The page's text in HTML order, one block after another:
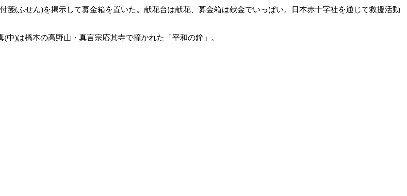
箋(ふせん)を掲示して募金箱を置いた。献花台は献花、募金箱は献金でいっぱい。日本赤十字社を通じて救援活動
)は橋本の高野山・真言宗応其寺で撞かれた「平和の鐘」。